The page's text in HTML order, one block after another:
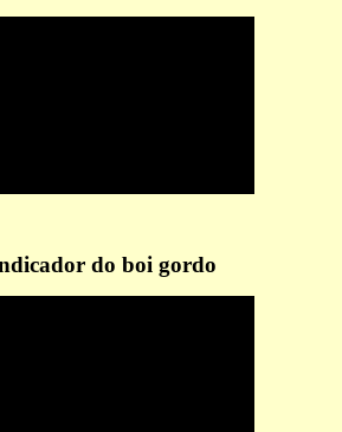
do boi gordo